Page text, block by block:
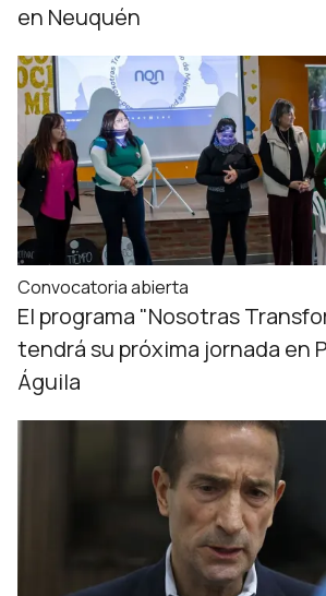
en Neuquén
Convocatoria abierta
El programa "Nosotras
tendrá su próxima jornada en
Águila